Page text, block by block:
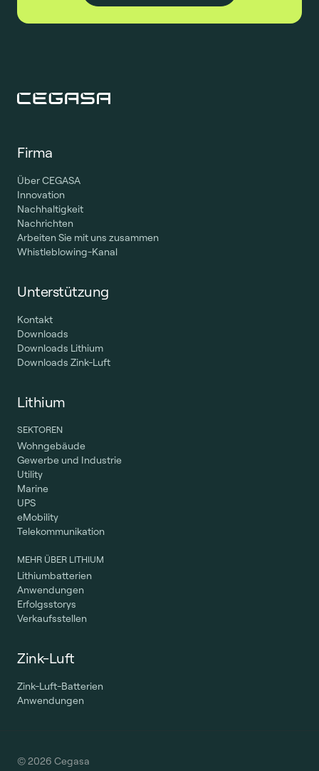
Firma
Über CEGASA
Innovation
Nachhaltigkeit
Nachrichten
Arbeiten Sie mit uns zusammen
Whistleblowing-Kanal
Unterstützung
Kontakt
Downloads
Downloads Lithium
Downloads Zink-Luft
Lithium
SEKTOREN
Wohngebäude
Gewerbe und Industrie
Utility
Marine
UPS
eMobility
Telekommunikation
MEHR ÜBER LITHIUM
Lithiumbatterien
Anwendungen
Erfolgsstorys
Verkaufsstellen
Zink-Luft
Zink-Luft-Batterien
Anwendungen
© 2026 Cegasa